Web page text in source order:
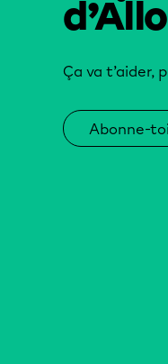
Ça va t’aider,
Abonne-